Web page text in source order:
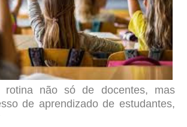
rotina não só de docentes, mas
de aprendizado de estudantes,